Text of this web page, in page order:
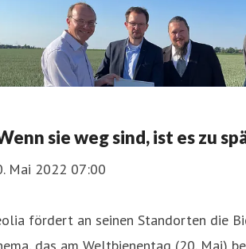
sie weg sind, ist es zu
Mai 2022 07:00
fördert an seinen Standorten die